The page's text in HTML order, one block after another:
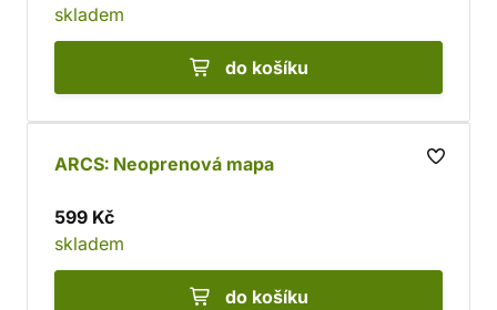
skladem
do košíku
ARCS: Neoprenová mapa
599 Kč
skladem
do košíku